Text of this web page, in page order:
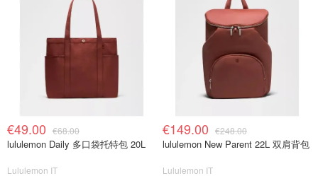
Pubblicazioni（结婚公告）。
需要注意的是，如果两人的居住登记（residenza）不在同
一个 Comune，或想在异地举办仪式，那么可能会出现“公
告在 A Comune 做，仪式在 B Comune 办”的组合。能不能
这样做，以及是否需要额外的跨城文件转递，完全取决于当
的清单为准。
是否满足结婚公告条件。常见会检查这些内容：
€49.00 €68.00
lululemon Daily 多口袋托特包 20L
Lululemon IT
€149.00 €248.00
lululemon New Parent 22L 双肩背包
Lululemon IT